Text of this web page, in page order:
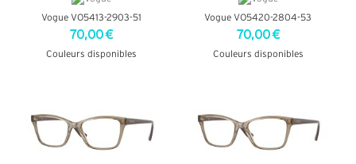
Vogue VO5413-2903-51
70,00 €
Couleurs disponibles
Vogue VO5420-2804-53
70,00 €
Couleurs disponibles